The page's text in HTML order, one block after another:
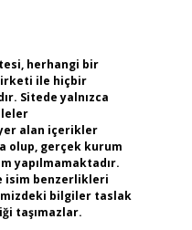
herhangi bir
ile hiçbir
Sitede yalnızca
alan içerikler
olup, gerçek kurum
yapılmamaktadır.
isim benzerlikleri
bilgiler taslak
taşımazlar.